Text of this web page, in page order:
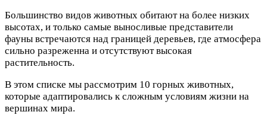
Большинство видов животных обитают на более низких
высотах, и только самые выносливые представители
фауны встречаются над границей деревьев, где атмосфера
сильно разреженна и отсутствуют высокая
растительность.
В этом списке мы рассмотрим 10 горных животных,
которые адаптировались к сложным условиям жизни на
вершинах мира.